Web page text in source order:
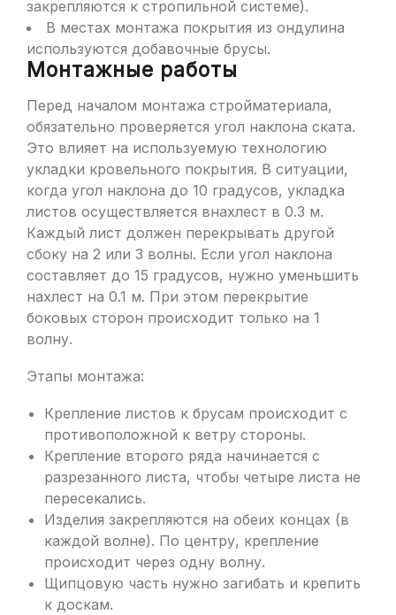
закрепляются к стропильной системе).
В местах монтажа покрытия из ондулина
используются добавочные брусы.
Монтажные работы
Перед началом монтажа стройматериала,
обязательно проверяется угол наклона ската.
Это влияет на используемую технологию
укладки кровельного покрытия. В ситуации,
когда угол наклона до 10 градусов, укладка
листов осуществляется внахлест в 0.3 м.
Каждый лист должен перекрывать другой
сбоку на 2 или 3 волны. Если угол наклона
составляет до 15 градусов, нужно уменьшить
нахлест на 0.1 м. При этом перекрытие
боковых сторон происходит только на 1
волну.
Этапы монтажа:
Крепление листов к брусам происходит с
противоположной к ветру стороны.
Крепление второго ряда начинается с
разрезанного листа, чтобы четыре листа не
пересекались.
Изделия закрепляются на обеих концах (в
каждой волне). По центру, крепление
происходит через одну волну.
Щипцовую часть нужно загибать и крепить
к доскам.